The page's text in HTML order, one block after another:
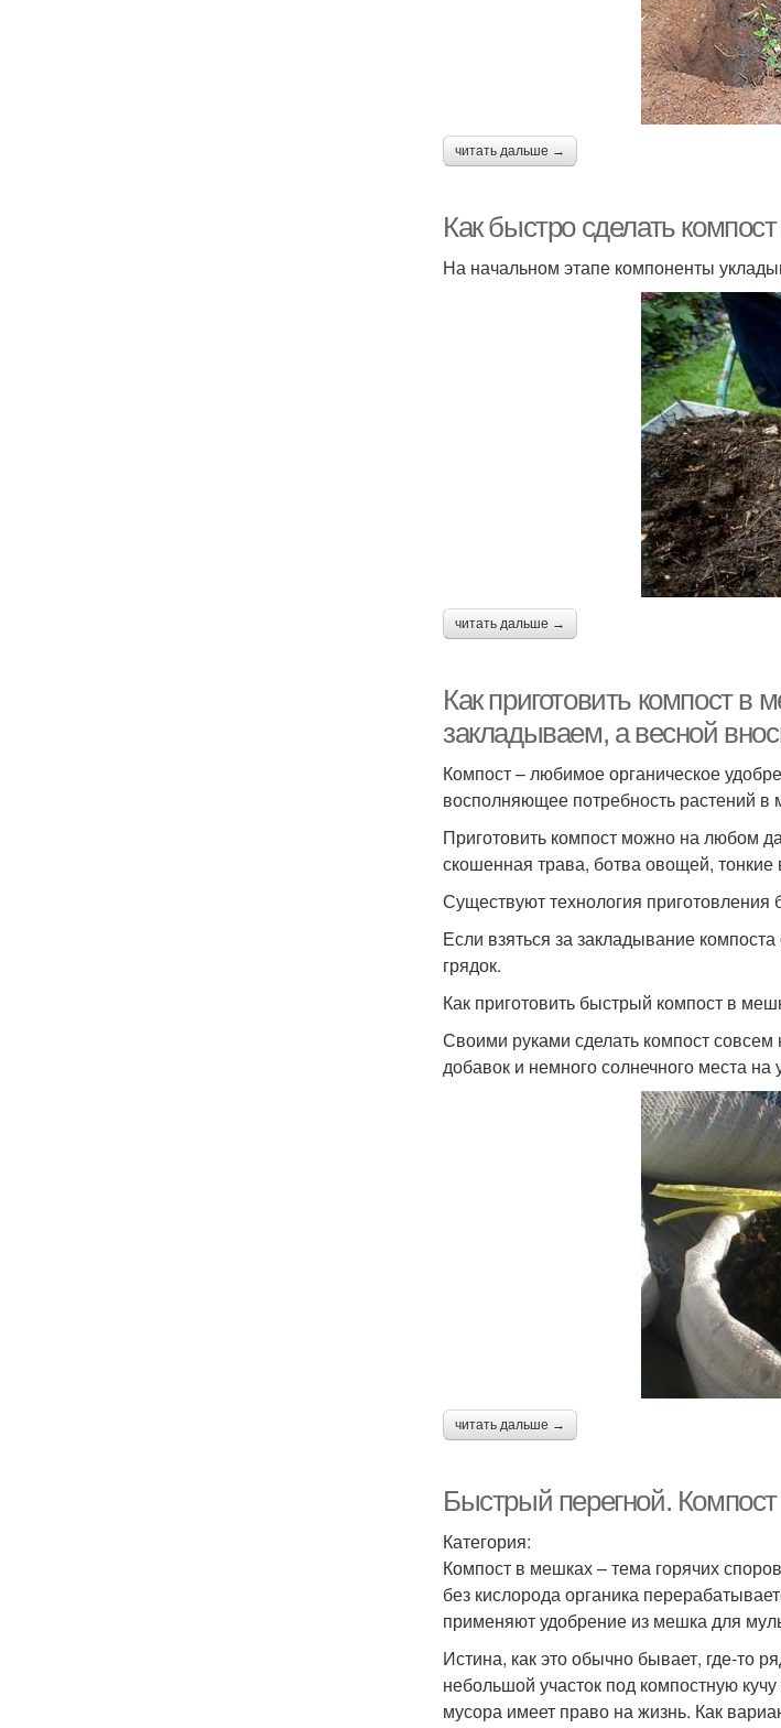
читать дальше →
Как быстро сделать
На начальном этапе компоненты
читать дальше →
Как приготовить компост
закладываем, а весной
Компост – любимое органическое
восполняющее потребность растений в
Приготовить компост можно на любом
скошенная трава, ботва овощей, тонкие
Существуют технология приготовления
Если взяться за закладывание
грядок.
Как приготовить быстрый компост в
Своими руками сделать компост
добавок и немного солнечного места на
читать дальше →
Быстрый перегной.
Категория:
Компост в мешках – тема горячих
без кислорода органика
применяют удобрение из мешка для
Истина, как это обычно бывает, где-то
небольшой участок под компостную
мусора имеет право на жизнь. Как